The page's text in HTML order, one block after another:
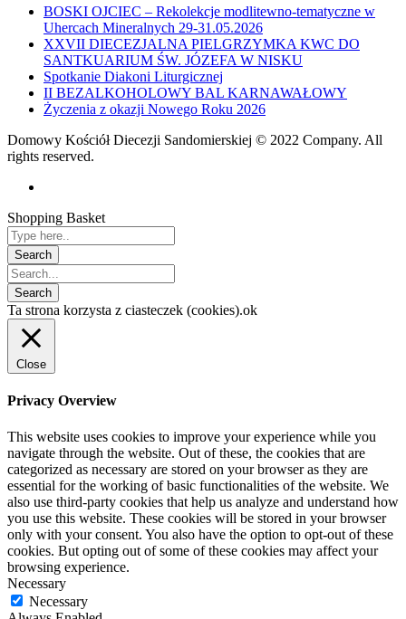
BOSKI OJCIEC – Rekolekcje modlitewno-tematyczne w
Uhercach Mineralnych 29-31.05.2026
XXVII DIECEZJALNA PIELGRZYMKA KWC DO
SANTKUARIUM ŚW. JÓZEFA W NISKU
Spotkanie Diakoni Liturgicznej
II BEZALKOHOLOWY BAL KARNAWAŁOWY
Życzenia z okazji Nowego Roku 2026
Domowy Kościół Diecezji Sandomierskiej © 2022 Company. All
rights reserved.
Shopping Basket
Ta strona korzysta z ciasteczek (cookies).ok
Close
Privacy Overview
This website uses cookies to improve your experience while you
navigate through the website. Out of these, the cookies that are
categorized as necessary are stored on your browser as they are
essential for the working of basic functionalities of the website. We
also use third-party cookies that help us analyze and understand how
you use this website. These cookies will be stored in your browser
only with your consent. You also have the option to opt-out of these
cookies. But opting out of some of these cookies may affect your
browsing experience.
Necessary
Necessary